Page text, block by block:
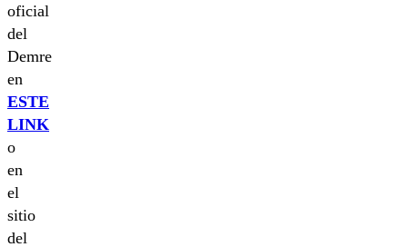
oficial
del
Demre
en
ESTE
LINK
o
en
el
sitio
del